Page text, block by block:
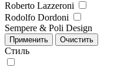
Roberto Lazzeroni
Rodolfo Dordoni
Sempere & Poli Design
Стиль